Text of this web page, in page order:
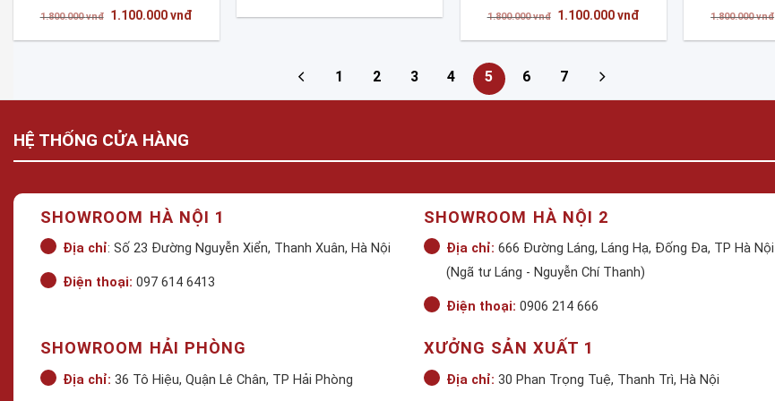
1.800.000vnđ
Giá
là:
1.100.000vnđGiá
tại
là:
tại
1.100.000 vnđ.
1.800.000vnđ
Giá
là:
1.100.000vnđGiá
tại
1.800.000vnđ
1 2 3 4 5 6 7
HỆ THỐNG CỬA HÀNG
SHOWROOM HÀ NỘI 1
Địa chỉ: Số 23 Đường Nguyễn Xiển, Thanh Xuân, Hà Nội
Điện thoại: 097 614 6413
SHOWROOM HÀ NỘI 2
Địa chỉ: 666 Đường Láng, Láng Hạ, Đống Đa, TP Hà Nội
(Ngã tư Láng - Nguyễn Chí Thanh)
Điện thoại: 0906 214 666
SHOWROOM HẢI PHÒNG
Địa chỉ: 36 Tô Hiệu, Quận Lê Chân, TP Hải Phòng
XƯỞNG SẢN XUẤT 1
Địa chỉ: 30 Phan Trọng Tuệ, Thanh Trì, Hà Nội